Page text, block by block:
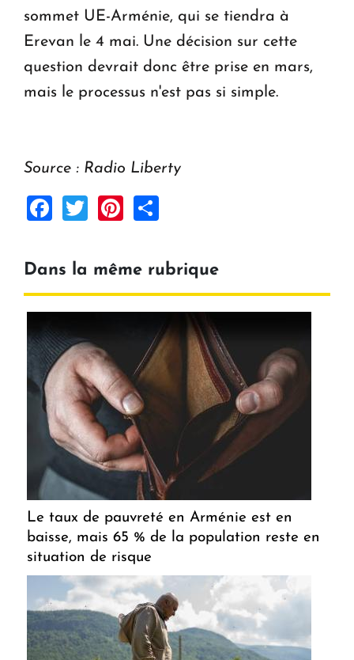
sommet UE-Arménie, qui se tiendra à
Erevan le 4 mai. Une décision sur cette
question devrait donc être prise en mars,
mais le processus n'est pas si simple.
Source : Radio Liberty
Facebook
TwitterPinterest
Dans la même rubrique
Le taux de pauvreté en Arménie est en
baisse, mais 65 % de la population reste en
situation de risque